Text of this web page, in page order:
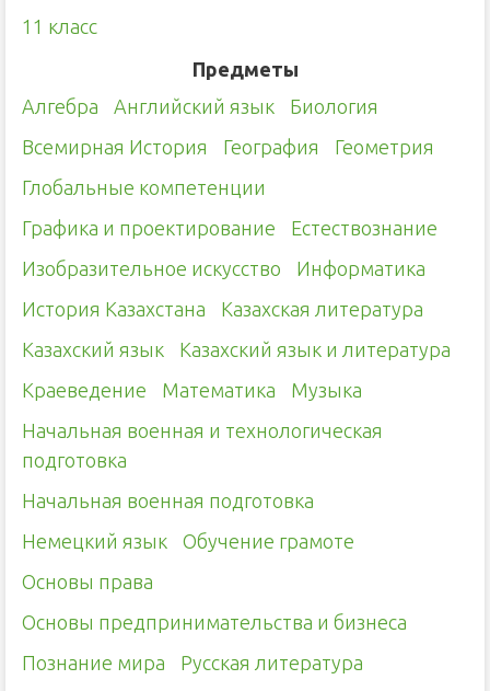
11 класс
Предметы
Алгебра
Английский язык
Биология
Всемирная История
География
Геометрия
Глобальные компетенции
Графика и проектирование
Естествознание
Изобразительное искусство
Информатика
История Казахстана
Казахская литература
Казахский язык
Казахский язык и литература
Краеведение
Математика
Музыка
Начальная военная и технологическая
подготовка
Начальная военная подготовка
Немецкий язык
Обучение грамоте
Основы права
Основы предпринимательства и бизнеса
Познание мира
Русская литература